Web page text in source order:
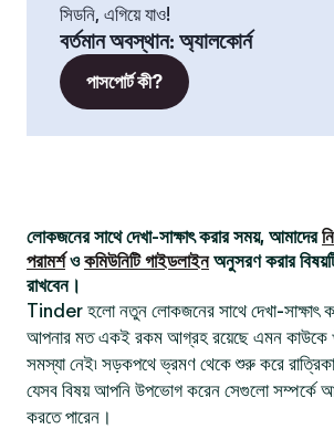
সিডনি, এগিয়ে যাও!
বর্তমান অবস্থান: অ্যালকোর্ন
পাসপোর্ট কী?
লোকজনের সাথে দেখা-সাক্ষাৎ করার সময়, আমাদের
পরামর্শওকমিউনিটি গাইডলাইনঅনুসরণ করার
রাখবেন।
Tinder হলো নতুন লোকজনের সাথে দেখা-সাক্ষাৎ
আপনার মত একই রকম আগ্রহ রয়েছে এমন
সমস্যা নেই৷ সড়কপথে ভ্রমণ থেকে শুরু করে
যেসব বিষয় আপনি উপভোগ করেন সেগুলো
করতে পারেন।